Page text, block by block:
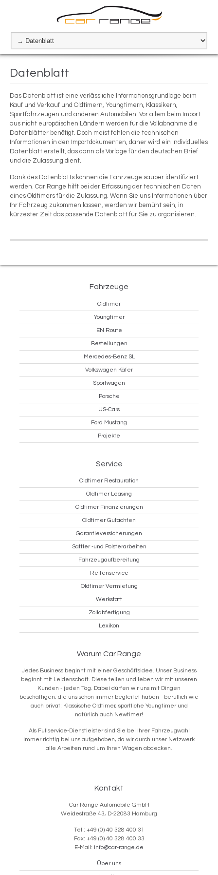
Datenblatt
Das Datenblatt ist eine verlässliche Informationsgrundlage beim
Kauf und Verkauf und Oldtimern, Youngtimern, Klassikern,
Sportfahrzeugen und anderen Automobilen. Vor allem beim Import
aus nicht europäischen Ländern werden für die Vollabnahme die
Datenblätter benötigt. Doch meist fehlen die technischen
Informationen in den Importdokumenten, daher wird ein individuelles
Datenblatt erstellt, das dann als Vorlage für den deutschen Brief
und die Zulassung dient.
Dank des Datenblatts können die Fahrzeuge sauber identifiziert
werden. Car Range hilft bei der Erfassung der technischen Daten
eines Oldtimers für die Zulassung. Wenn Sie uns Informationen über
Ihr Fahrzeug zukommen lassen, werden wir bemüht sein, in
kürzester Zeit das passende Datenblatt für Sie zu organisieren.
Fahrzeuge
Oldtimer
Youngtimer
EN Route
Bestellungen
Mercedes-Benz SL
Volkswagen Käfer
Sportwagen
Porsche
US-Cars
Ford Mustang
Projekte
Service
Oldtimer Restauration
Oldtimer Leasing
Oldtimer Finanzierungen
Oldtimer Gutachten
Garantieversicherungen
Sattler -und Polsterarbeiten
Fahrzeugaufbereitung
Reifenservice
Oldtimer Vermietung
Werkstatt
Zollabfertigung
Lexikon
Warum Car Range
Jedes Business beginnt mit einer Geschäftsidee. Unser Business
beginnt mit Leidenschaft. Diese teilen und leben wir mit unseren
Kunden - jeden Tag. Dabei dürfen wir uns mit Dingen
beschäftigen, die uns schon immer begleitet haben - beruflich wie
auch privat: Klassische Oldtimer, sportliche Youngtimer und
natürlich auch Newtimer!
Als Fullservice-Dienstleister sind Sie bei Ihrer Fahrzeugwahl
immer richtig bei uns aufgehoben, da wir durch unser Netzwerk
alle Arbeiten rund um Ihren Wagen abdecken.
Kontakt
Car Range Automobile GmbH
Weidestraße 43, D-22083 Hamburg
Tel.: +49 (0) 40 328 400 31
Fax: +49 (0) 40 328 400 33
E-Mail: info@car-range.de
Über uns